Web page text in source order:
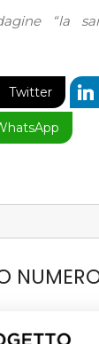
“la
Twitter